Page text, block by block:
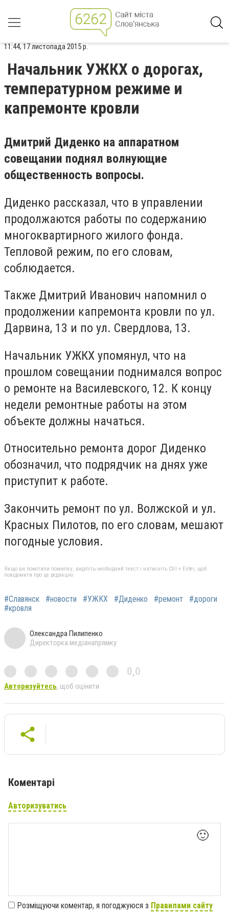
11:44, 17 листопада 2015 р.
Начальник УЖКХ о дорогах,
температурном режиме и
капремонте кровли
Дмитрий Диденко на аппаратном
совещании поднял волнующие
общественность вопросы.
Диденко рассказал, что в управлении
продолжаются работы по содержанию
многоквартирного жилого фонда.
Тепловой режим, по его словам,
соблюдается.
Также Дмитрий Иванович напомнил о
продолжении капремонта кровли по ул.
Дарвина, 13 и по ул. Свердлова, 13.
Начальник УЖКХ упомянул, что на
прошлом совещании поднимался вопрос
о ремонте на Василевского, 12. К концу
недели ремонтные работы на этом
объекте должны начаться.
Относительно ремонта дорог Диденко
обозначил, что подрядчик на днях уже
приступит к работе.
Закончить ремонт по ул. Волжской и ул.
Красных Пилотов, по его словам, мешают
погодные условия.
Якщо ви помітили помилку, виділіть необхідний текст і натисніть Ctrl + Enter, щоб
повідомити про це редакцію
#Славянск #новости #УЖКХ #Диденко #ремонт
#дороги
#кровля
Олександра Пилипенко
Директорка медіанапрямку
0,0
Авторизуйтесь, щоб оцінити
Коментарі
Авторизуватись
🙂
Розміщуючи коментар, я погоджуюся з Правилами сайту